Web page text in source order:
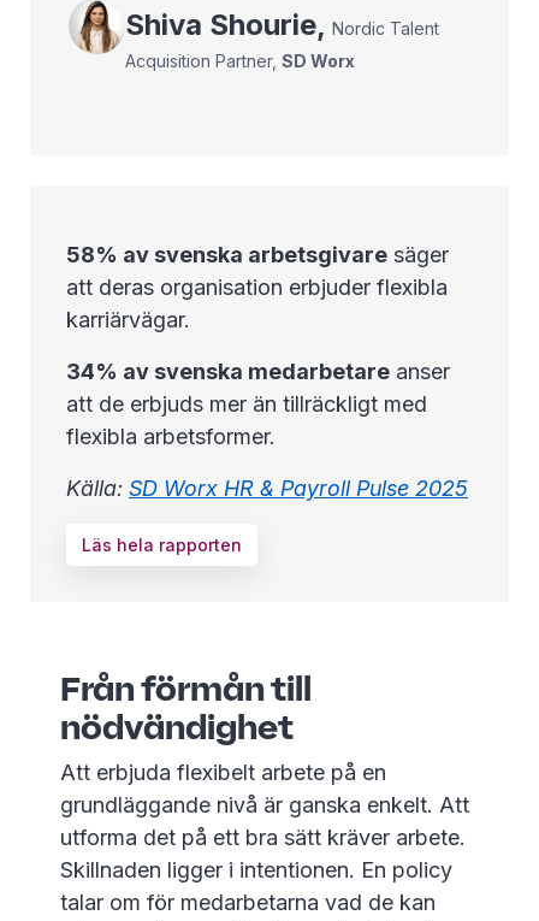
Shiva Shourie, Nordic Talent
Acquisition Partner, SD Worx
58% av svenska arbetsgivare säger
att deras organisation erbjuder flexibla
karriärvägar.
34% av svenska medarbetare anser
att de erbjuds mer än tillräckligt med
flexibla arbetsformer.
Källa: SD Worx HR & Payroll Pulse 2025
Läs hela rapporten
Från förmån till
nödvändighet
Att erbjuda flexibelt arbete på en
grundläggande nivå är ganska enkelt. Att
utforma det på ett bra sätt kräver arbete.
Skillnaden ligger i intentionen. En policy
talar om för medarbetarna vad de kan